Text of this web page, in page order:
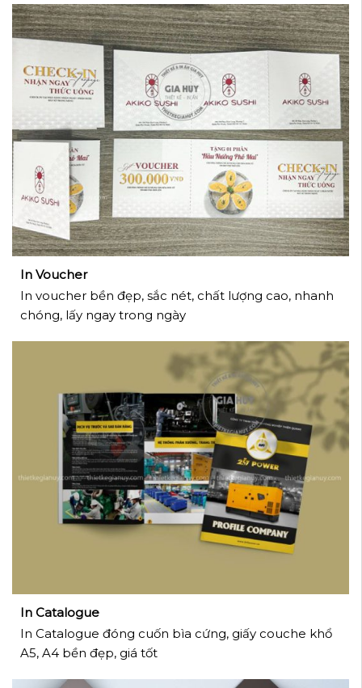
In Voucher
In voucher bền đẹp, sắc nét, chất lượng cao, nhanh
chóng, lấy ngay trong ngày
In Catalogue
In Catalogue đóng cuốn bìa cứng, giấy couche khổ
A5, A4 bền đẹp, giá tốt